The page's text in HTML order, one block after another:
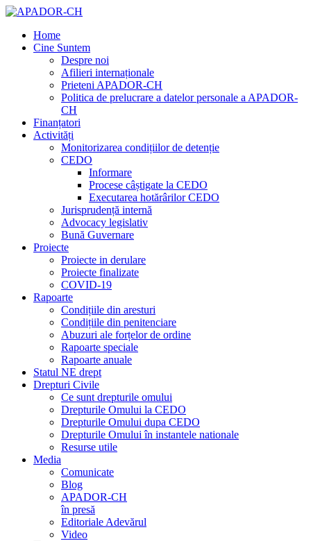
Home
Cine Suntem
Despre noi
Afilieri internaționale
Prieteni APADOR-CH
Politica de prelucrare a datelor personale a APADOR-
CH
Finanțatori
Activități
Monitorizarea condițiilor de detenție
CEDO
Informare
Procese câștigate la CEDO
Executarea hotărârilor CEDO
Jurisprudență internă
Advocacy legislativ
Bună Guvernare
Proiecte
Proiecte in derulare
Proiecte finalizate
COVID-19
Rapoarte
Condițiile din aresturi
Condițiile din penitenciare
Abuzuri ale forțelor de ordine
Rapoarte speciale
Rapoarte anuale
Statul NE drept
Drepturi Civile
Ce sunt drepturile omului
Drepturile Omului la CEDO
Drepturile Omului dupa CEDO
Drepturile Omului în instantele nationale
Resurse utile
Media
Comunicate
Blog
APADOR-CH
în presă
Editoriale Adevărul
Video